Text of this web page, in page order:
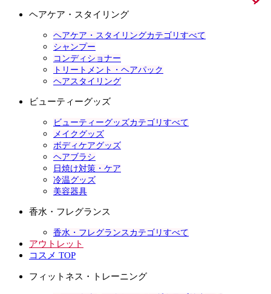
ヘアケア・スタイリング
ヘアケア・スタイリングカテゴリすべて
シャンプー
コンディショナー
トリートメント・ヘアパック
ヘアスタイリング
ビューティーグッズ
ビューティーグッズカテゴリすべて
メイクグッズ
ボディケアグッズ
ヘアブラシ
日焼け対策・ケア
冷温グッズ
美容器具
香水・フレグランス
香水・フレグランスカテゴリすべて
アウトレット
コスメ TOP
フィットネス・トレーニング